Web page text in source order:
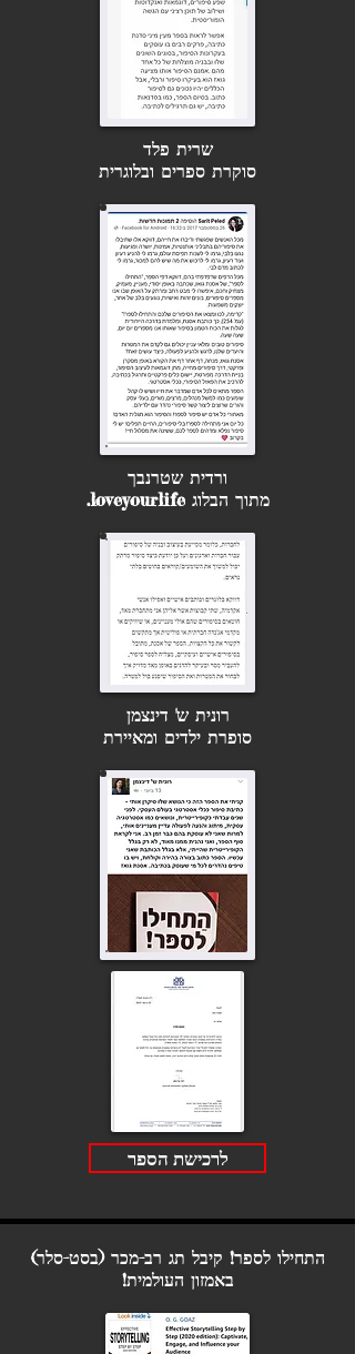
שרית פלד
סוקרת ספרים ובלוגרית
ורדית שטרנבך
מתוך הבלוג loveyourlife.
רונית ש' דינצמן
סופרת ילדים ומאיירת
לרכישת הספר
התחילו לספר! קיבל תג רב-מכר (בסט-סלר)
באמזון העולמית!